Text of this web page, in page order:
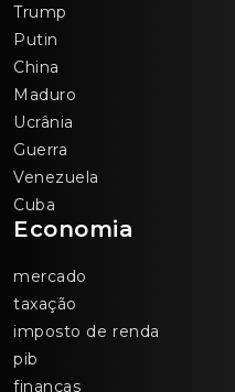
Trump
Putin
China
Maduro
Ucrânia
Guerra
Venezuela
Cuba
Economia
mercado
taxação
imposto de renda
pib
finanças